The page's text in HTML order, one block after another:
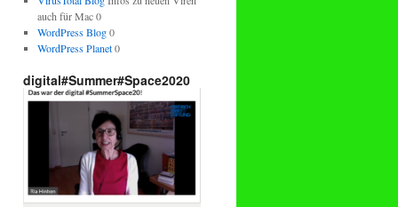
auch für Mac 0
WordPress Blog0
WordPress Planet0
digital#Summer#Space2020